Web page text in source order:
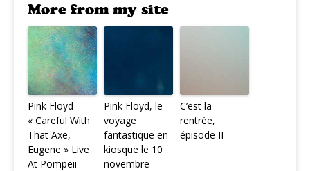
More from my site
Pink Floyd
« Careful With
That Axe,
Eugene » Live
At Pompeii
Pink Floyd, le
voyage
fantastique en
kiosque le 10
novembre
C’est la
rentrée,
épisode II